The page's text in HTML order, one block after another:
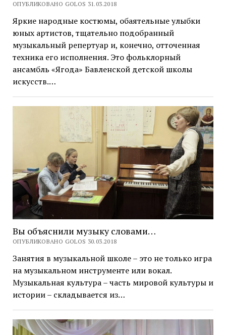
ОПУБЛИКОВАНО GOLOS 31.03.2018
Яркие народные костюмы, обаятельные улыбки
юных артистов, тщательно подобранный
музыкальный репертуар и, конечно, отточенная
техника его исполнения. Это фольклорный
ансамбль «Ягода» Бавленской детской школы
искусств.…
Вы объяснили музыку словами…
ОПУБЛИКОВАНО GOLOS 30.03.2018
Занятия в музыкальной школе – это не только игра
на музыкальном инструменте или вокал.
Музыкальная культура – часть мировой культуры и
истории – складывается из…